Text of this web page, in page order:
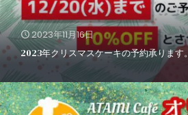
2023年11月16日
2023年クリスマスケーキの予約承ります。